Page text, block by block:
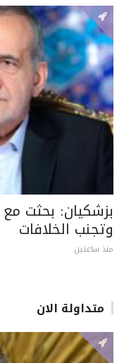
بزشكيان: بحثت
وتجنب الخلافات
منذ ساعتين
متداولة الان